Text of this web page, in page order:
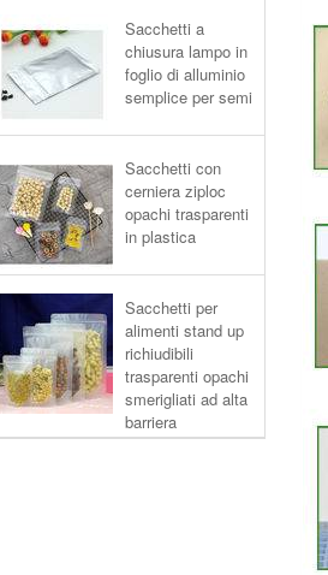
Sacchetti a
chiusura lampo in
foglio di alluminio
semplice per semi
Sacchetti con
cerniera ziploc
opachi trasparenti
in plastica
Sacchetti per
alimenti stand up
richiudibili
trasparenti opachi
smerigliati ad alta
barriera